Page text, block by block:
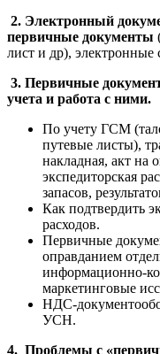
2. Электронный
первичные документы
лист и др),
3. Первичные
учета и работа с ними.
По учету ГСМ
путевые листы),
накладная, акт на
экспедиторская
запасов,
Как подтвердить
расходов.
Первичные
оправданием
информационно-
маркетинговые
НДС-
УСН.
4. Проблемы с